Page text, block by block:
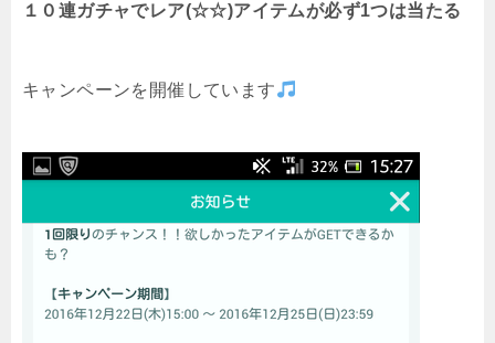
１０連ガチャでレア(☆☆)アイテムが必ず1つは当たる
キャンペーンを開催しています